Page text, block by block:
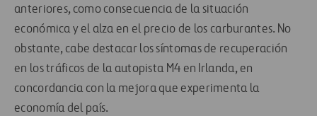
anteriores, como consecuencia de la situación
económica y el alza en el precio de los carburantes. No
obstante, cabe destacar los síntomas de recuperación
en los tráficos de la autopista M4 en Irlanda, en
concordancia con la mejora que experimenta la
economía del país.